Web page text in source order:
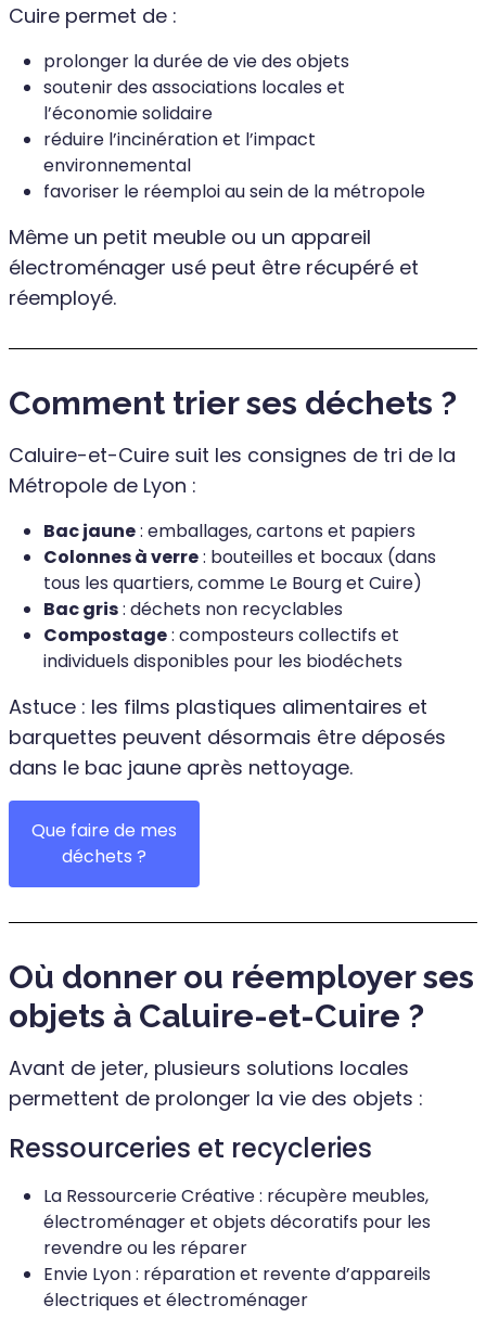
Cuire permet de :
prolonger la durée de vie des objets
soutenir des associations locales et
l’économie solidaire
réduire l’incinération et l’impact
environnemental
favoriser le réemploi au sein de la métropole
Même un petit meuble ou un appareil
électroménager usé peut être récupéré et
réemployé.
Comment trier ses déchets ?
Caluire-et-Cuire suit les consignes de tri de la
Métropole de Lyon :
Bac jaune: emballages, cartons et papiers
Colonnes à verre: bouteilles et bocaux (dans
tous les quartiers, comme Le Bourg et Cuire)
Bac gris: déchets non recyclables
Compostage: composteurs collectifs et
individuels disponibles pour les biodéchets
Astuce : les films plastiques alimentaires et
barquettes peuvent désormais être déposés
dans le bac jaune après nettoyage.
Que faire de mes
déchets ?
Où donner ou réemployer ses
objets à Caluire-et-Cuire ?
Avant de jeter, plusieurs solutions locales
permettent de prolonger la vie des objets :
Ressourceries et recycleries
La Ressourcerie Créative : récupère meubles,
électroménager et objets décoratifs pour les
revendre ou les réparer
Envie Lyon : réparation et revente d’appareils
électriques et électroménager